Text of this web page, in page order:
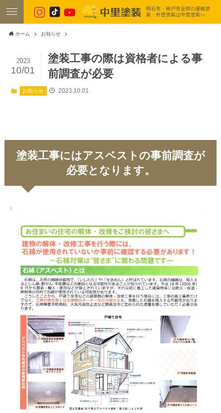
明石市・神戸市近郊の屋根塗
装・外壁塗装は中里塗装へ
ホーム お知らせ
塗装工事の際は資格者による事
前調査が必要
2023
10/01
お知らせ 2023.10.01
塗装工事にはアスベストの事前調査が
必要となります。